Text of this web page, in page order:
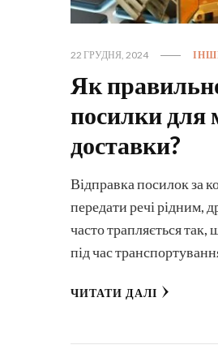
22 ГРУДНЯ, 2024
Як
посилки для
доставки?
Відправка посилок за
передати речі рідним,
часто трапляється
під час
ЧИТАТИ ДАЛІ